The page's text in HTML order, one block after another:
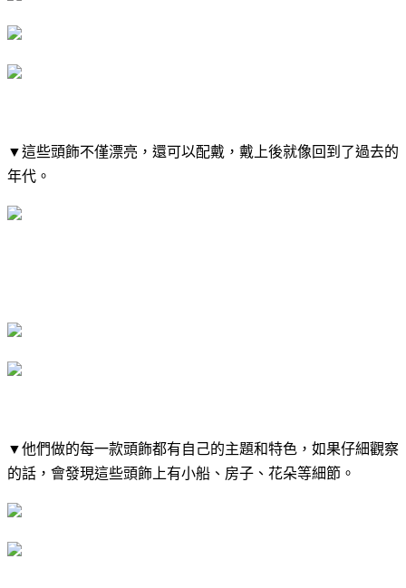
▼​這些頭飾不僅漂亮，還可以配戴，戴上後就像回到了過去的
年代。
▼​他們做的每一款頭飾都有自己的主題和特色，如果仔細觀察
的話，會發現這些頭飾上有小船、房子、花朵等細節。